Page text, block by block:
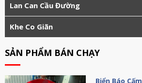
Lan Can Cầu Đường
Khe Co Giãn
SẢN PHẨM BÁN CHẠY
Biển Báo Cấm